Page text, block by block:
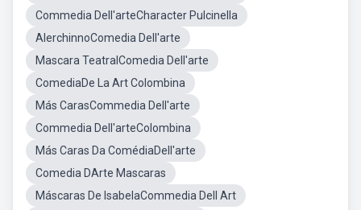
Commedia Dell'arteCharacter Pulcinella
AlerchinnoComedia Dell'arte
Mascara TeatralComedia Dell'arte
ComediaDe La Art Colombina
Más CarasCommedia Dell'arte
Commedia Dell'arteColombina
Más Caras Da ComédiaDell'arte
Comedia DArte Mascaras
Máscaras De IsabelaCommedia Dell Art